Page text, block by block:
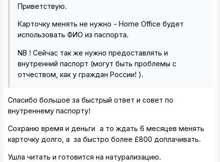
Приветствую.
Карточку менять не нужно - Home Office будет
использовать ФИО из паспорта.
NB ! Сейчас так же нужно предоставлять и
внутренний паспорт (могут быть проблемы с
отчеством, как у граждан России! ).
Спасибо большое за быстрый ответ и совет по
внутреннему паспорту!
Сохраню время и деньги а то ждать 6 месяцев менять
карточку долго, а за быстро более £800 доплачивать.
Ушла читать и готовится на натурализацию.